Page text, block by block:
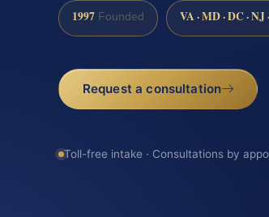
1997 Founded VA · MD · DC · NJ
Request a consultation
Toll-free intake · Consultations by